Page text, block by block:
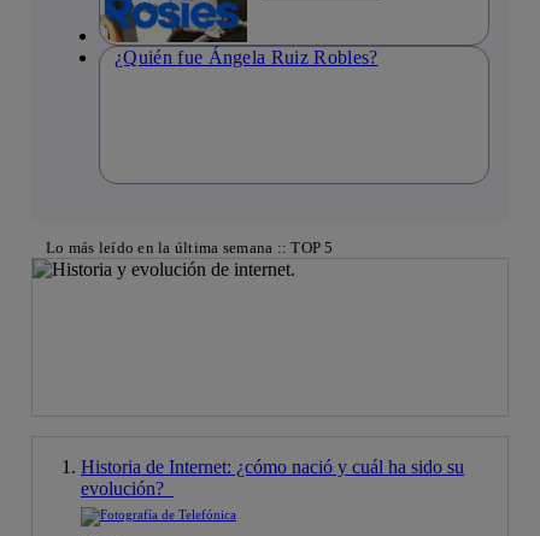
¿Quién fue Ángela Ruiz Robles?
Lo más leído en la última semana :: TOP 5
Historia de Internet: ¿cómo nació y cuál ha sido su
evolución?